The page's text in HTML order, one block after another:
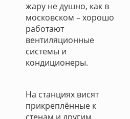
жару не душно, как в
московском – хорошо
работают
вентиляционные
системы и
кондиционеры.
На станциях висят
прикреплённые к